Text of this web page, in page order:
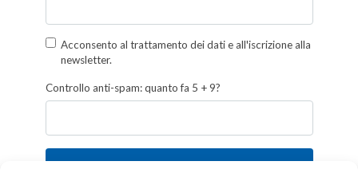
Acconsento al trattamento dei dati e all'iscrizione alla
newsletter.
Controllo anti-spam: quanto fa 5 + 9?
Iscriviti